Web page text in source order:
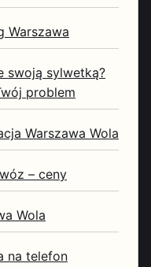
Warszawa
swoją sylwetką?
problem
Warszawa Wola
– ceny
Wola
na telefon